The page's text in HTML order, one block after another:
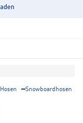
Hosen Snowboardhosen